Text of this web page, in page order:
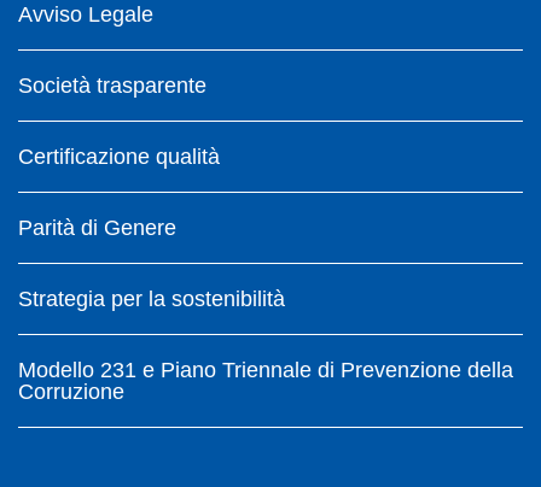
Avviso Legale
Società trasparente
Certificazione qualità
Parità di Genere
Strategia per la sostenibilità
Modello 231 e Piano Triennale di Prevenzione della
Corruzione